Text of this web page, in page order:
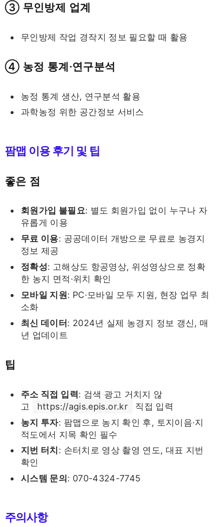
③ 무인방제 업계
무인방제 작업 경작지 정보 필요할 때 활용
④ 농정 통계·연구분석
농정 통계 생산, 연구분석 활용
과학농정 위한 공간정보 서비스
팜맵 이용 후기 및 팁
좋은 점
회원가입 불필요: 별도 회원가입 없이 누구나 자
유롭게 이용
무료 이용: 공공데이터 개방으로 무료로 농경지
정보 제공
정확성: 고해상도 항공영상, 위성영상으로 정확
한 농지 면적·위치 확인
모바일 지원 : PC·모바일 모두 지원, 현장 업무 최
소화
최신 데이터 : 2024년 실제 농경지 정보 갱신, 매
년 업데이트
팁
주소 직접 입력: 검색 광고 거치지 않
고
https://agis.epis.or.kr
직접 입력
농지 투자: 팜맵으로 농지 확인 후, 토지이음·지
적도에서 지목 확인 필수
지번 터치 : 손터치로 영상 촬영 연도, 대표 지번
확인
시스템 문의 : 070-4324-7745
주의사항